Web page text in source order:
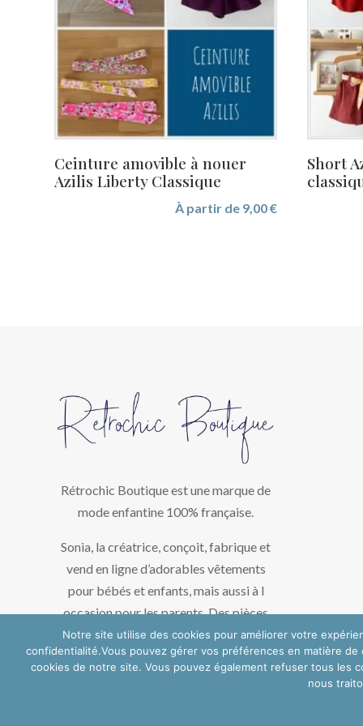
ancien
Ceinture amovible à nouer
Azilis Liberty Classique
À partir de 9,00€
Short
Rétrochic Boutique est une marque de
mode enfantine 100% française.
Sonia, la créatrice, conçoit, fabrique et
vend en ligne d’adorables vêtements
pour bébés et enfants, mais aussi à l
occasion pour les parents. Des pièces
uniques créées avec amour dans son
atelier de la région bordelaise.
Notre site utilise des cookies pour améliorer votre
confidentialité.Vous pouvez gérer vos préférences en matière
cookies de notre site. Vous pouvez également refuser tous les
nous